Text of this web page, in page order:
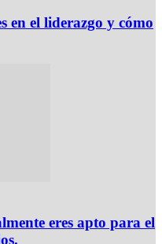
en el liderazgo y cómo
eres apto para el